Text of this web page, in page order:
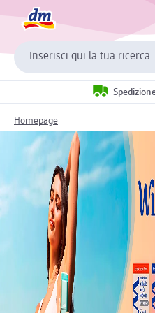
Inserisci qui la tua ricerca
Homepage